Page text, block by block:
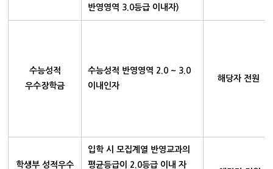
반영영역 3.0등급 이내자)
수능성적
우수장학금
수능성적 반영영역 2.0 ~ 3.0
이내인자
해당자 전원
학생부 성적우수
입학 시 모집계열 반영교과의
평균등급이 2.0등급 이내 자